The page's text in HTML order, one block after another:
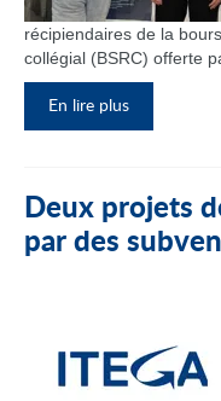
récipiendaires de la
collégial (BSRC) offerte
En lire plus
Deux projets
par des